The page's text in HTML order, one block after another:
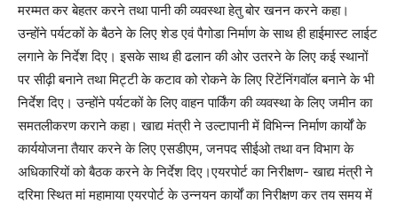
मरम्मत कर बेहतर करने तथा पानी की व्यवस्था हेतु बोर खनन करने कहा।
उन्होंने पर्यटकों के बैठने के लिए शेड एवं पैगोडा निर्माण के साथ ही हाईमास्ट लाईट
लगाने के निर्देश दिए। इसके साथ ही ढलान की ओर उतरने के लिए कई स्थानों
पर सीढ़ी बनाने तथा मिट्टी के कटाव को रोकने के लिए रिटेंनिंगवॉल बनाने के भी
निर्देश दिए। उन्होंने पर्यटकों के लिए वाहन पार्किंग की व्यवस्था के लिए जमीन का
समतलीकरण कराने कहा। खाद्य मंत्री ने उल्टापानी में विभिन्न निर्माण कार्यों के
कार्ययोजना तैयार करने के लिए एसडीएम, जनपद सीईओ तथा वन विभाग के
अधिकारियों को बैठक करने के निर्देश दिए।एयरपोर्ट का निरीक्षण- खाद्य मंत्री ने
दरिमा स्थित मां महामाया एयरपोर्ट के उन्नयन कार्यों का निरीक्षण कर तय समय में